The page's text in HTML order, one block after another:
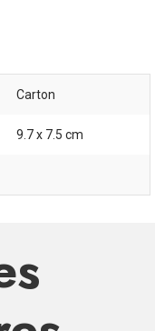
Carton
9.7 x 7.5 cm